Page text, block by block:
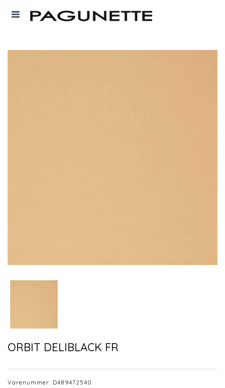
ORBIT DELIBLACK FR
Varenummer: D489472540